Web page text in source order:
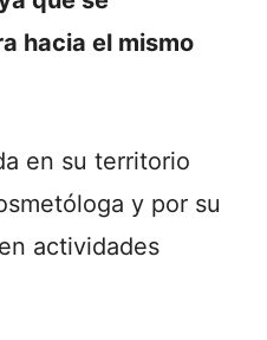
hacia el mismo
en su territorio
y por su
actividades